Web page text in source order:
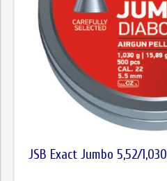
JSB Exact Jumbo 5,52/1,030